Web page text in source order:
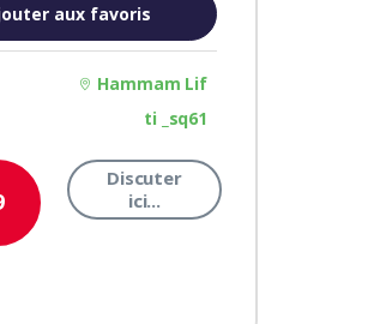
aux favoris
Hammam Lif
ti _sq61
Discuter
ici...